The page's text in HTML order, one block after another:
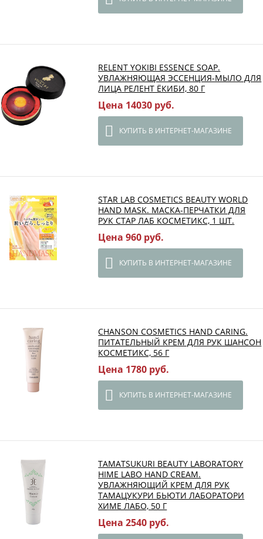
RELENT YOKIBI ESSENCE SOAP.
УВЛАЖНЯЮЩАЯ ЭССЕНЦИЯ-МЫЛО ДЛЯ
ЛИЦА РЕЛЕНТ ЁКИБИ, 80 Г
Цена 14030 руб.
КУПИТЬ В ИНТЕРНЕТ-МАГАЗИНЕ
STAR LAB COSMETICS BEAUTY WORLD
HAND MASK. МАСКА-ПЕРЧАТКИ ДЛЯ
РУК СТАР ЛАБ КОСМЕТИКС, 1 ШТ.
Цена 960 руб.
КУПИТЬ В ИНТЕРНЕТ-МАГАЗИНЕ
CHANSON COSMETICS HAND CARING.
ПИТАТЕЛЬНЫЙ КРЕМ ДЛЯ РУК ШАНСОН
КОСМЕТИКС, 56 Г
Цена 1780 руб.
КУПИТЬ В ИНТЕРНЕТ-МАГАЗИНЕ
TAMATSUKURI BEAUTY LABORATORY
HIME LABO HAND CREAM.
УВЛАЖНЯЮЩИЙ КРЕМ ДЛЯ РУК
ТАМАЦУКУРИ БЬЮТИ ЛАБОРАТОРИ
ХИМЕ ЛАБО, 50 Г
Цена 2540 руб.